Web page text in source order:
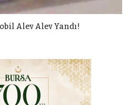
Alev Alev Yandı!